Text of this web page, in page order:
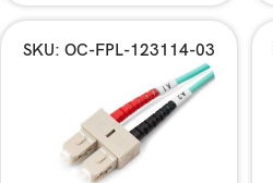
SKU: OC-FPL-123114-03